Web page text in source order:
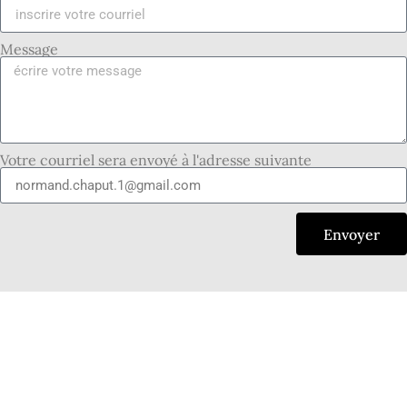
Message
Votre courriel sera envoyé à l'adresse suivante
Envoyer